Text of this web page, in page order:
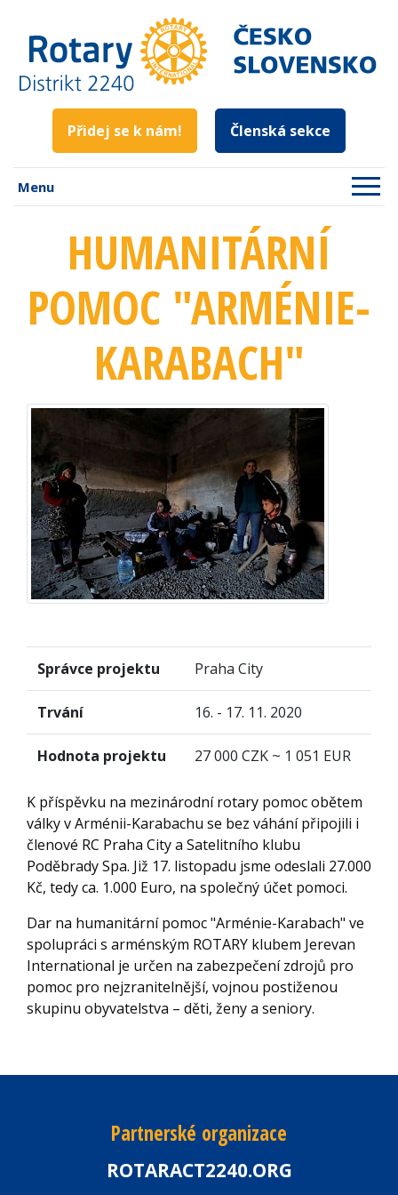
Přidej se k nám! Členská sekce
Menu
HUMANITÁRNÍ
POMOC "ARMÉNIE-
KARABACH"
Správce projektu Praha City
Trvání 16. - 17. 11. 2020
Hodnota projektu 27 000 CZK ~ 1 051 EUR
K příspěvku na mezinárodní rotary pomoc obětem
války v Arménii-Karabachu se bez váhání připojili i
členové RC Praha City a Satelitního klubu
Poděbrady Spa. Již 17. listopadu jsme odeslali 27.000
Kč, tedy ca. 1.000 Euro, na společný účet pomoci.
Dar na humanitární pomoc "Arménie-Karabach" ve
spolupráci s arménským ROTARY klubem Jerevan
International je určen na zabezpečení zdrojů pro
pomoc pro nejzranitelnější, vojnou postiženou
skupinu obyvatelstva – děti, ženy a seniory.
Partnerské organizace
ROTARACT2240.ORG